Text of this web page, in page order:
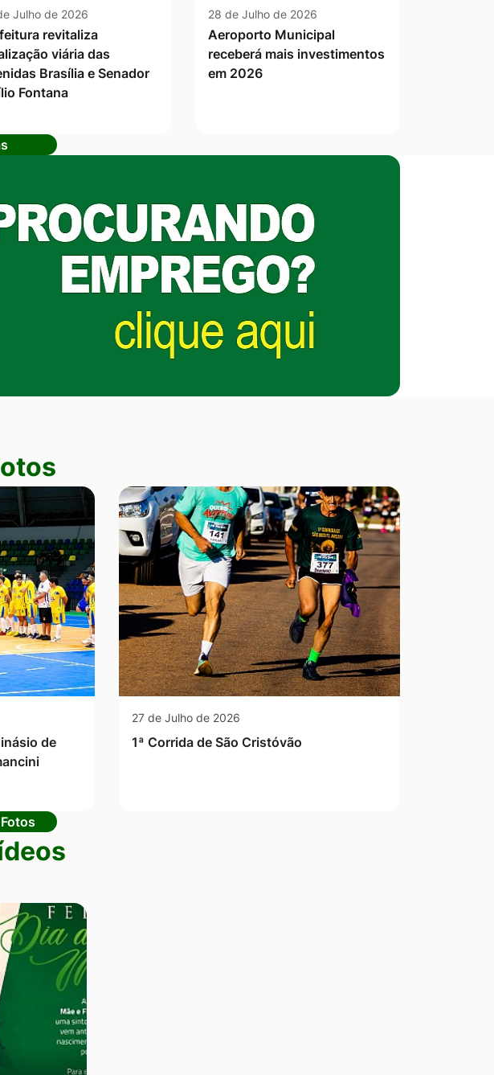
Julho de 2026
revitaliza
viária das
Brasília e Senador
Fontana
28 de Julho de 2026
Aeroporto Municipal
receberá mais investimentos
em 2026
de
27 de Julho de 2026
1ª Corrida de São Cristóvão